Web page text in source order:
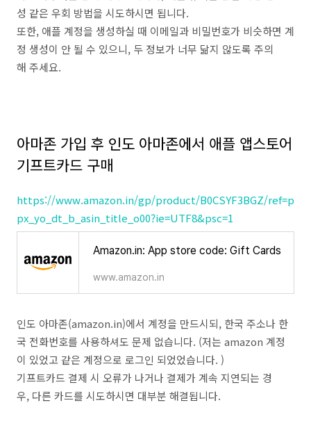
성 같은 우회 방법을 시도하시면 됩니다.
또한, 애플 계정을 생성하실 때 이메일과 비밀번호가 비슷하면 계
정 생성이 안 될 수 있으니, 두 정보가 너무 닮지 않도록 주의
해 주세요.
아마존 가입 후 인도 아마존에서 애플 앱스토어
기프트카드 구매
https://www.amazon.in/gp/product/B0CSYF3BGZ/ref=p
px_yo_dt_b_asin_title_o00?ie=UTF8&psc=1
Amazon.in: App store code: Gift Cards
www.amazon.in
인도 아마존(amazon.in)에서 계정을 만드시되, 한국 주소나 한
국 전화번호를 사용하셔도 문제 없습니다. (저는 amazon 계정
이 있었고 같은 계정으로 로그인 되었었습니다. )
기프트카드 결제 시 오류가 나거나 결제가 계속 지연되는 경
우, 다른 카드를 시도하시면 대부분 해결됩니다.